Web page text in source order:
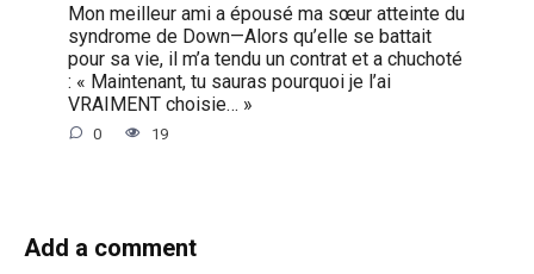
Mon meilleur ami a épousé ma sœur atteinte du
syndrome de Down—Alors qu’elle se battait
pour sa vie, il m’a tendu un contrat et a chuchoté
: « Maintenant, tu sauras pourquoi je l’ai
VRAIMENT choisie… »
0 19
Add a comment